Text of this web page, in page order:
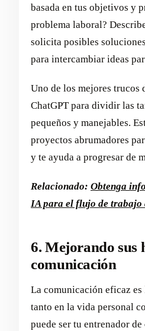
basada en tus objetivos y
problema laboral?
solicita posibles
para intercambiar ideas
Uno de los mejores trucos
ChatGPT para dividir las
pequeños y manejables.
proyectos abrumadores
y te ayuda a progresar de
Relacionado: Obtenga
IA para el flujo de trabajo
6. Mejorando sus
comunicación
La comunicación eficaz
tanto en la vida personal
puede ser tu entrenador